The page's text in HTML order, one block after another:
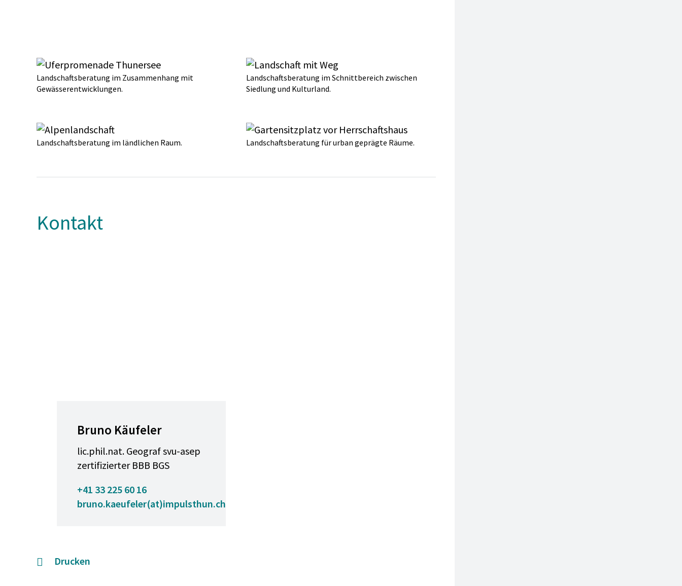
Landschaftsberatung im Zusammenhang mit
Gewässerentwicklungen.
Landschaftsberatung im Schnittbereich zwischen
Siedlung und Kulturland.
Landschaftsberatung im ländlichen Raum. Landschaftsberatung für urban geprägte Räume.
Kontakt
Bruno Käufeler
lic.phil.nat. Geograf svu-asep
zertifizierter BBB BGS
+41 33 225 60 16
bruno.kaeufeler(at)impulsthun.ch
Drucken